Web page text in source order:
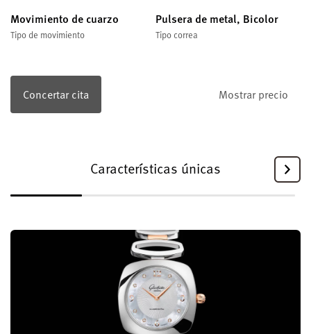
Movimiento de cuarzo
Tipo de movimiento
Pulsera de metal, Bicolor
Tipo correa
Concertar cita Mostrar precio
Características únicas